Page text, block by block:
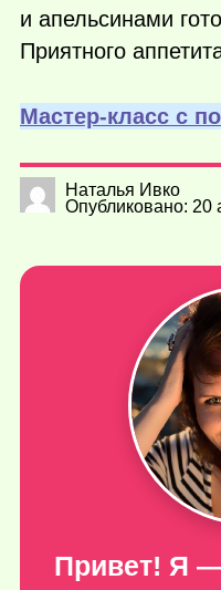
и апельсинами
Приятного
Мастер-класс с
Наталья Ивко
Опубликовано: 20
Привет! Я